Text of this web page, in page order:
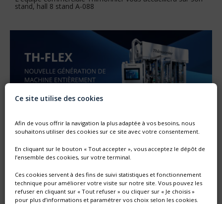
stand, hall 8 stand A-088
Thimonnier lance une nouvelle génération de machine
entièrement configurable dédiée au remplissage et
bouchonnage de poches préformées DOYPACK®
Ce site utilise des cookies
Afin de vous offrir la navigation la plus adaptée à vos besoins, nous
souhaitons utiliser des cookies sur ce site avec votre consentement.
En cliquant sur le bouton « Tout accepter », vous acceptez le dépôt de
l’ensemble des cookies, sur votre terminal.
Ces cookies servent à des fins de suivi statistiques et fonctionnement
technique pour améliorer votre visite sur notre site. Vous pouvez les
refuser en cliquant sur « Tout refuser » ou cliquer sur « Je choisis »
pour plus d’informations et paramétrer vos choix selon les cookies.